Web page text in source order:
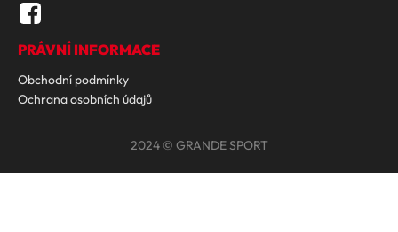
PRÁVNÍ INFORMACE
Obchodní podmínky
Ochrana osobních údajů
2024 © GRANDE SPORT